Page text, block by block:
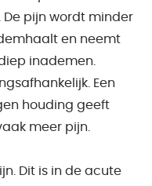
pijn wordt minder
en neemt
inademen.
Een
houding geeft
meer pijn.
Dit is in de acute